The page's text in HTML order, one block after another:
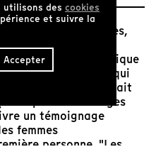
premières années,
aux côtés de sa
Depuis la Belgique
préparé ce retour qui
de cinéma. Ce portrait
par les échanges
un témoignage
femmes
personne, "Les
utilisons des cookies
et suivre la
Accepter